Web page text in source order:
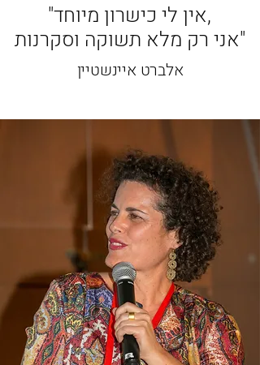
"אין לי כישרון מיוחד,
אני רק מלא תשוקה וסקרנות"
אלברט איינשטיין